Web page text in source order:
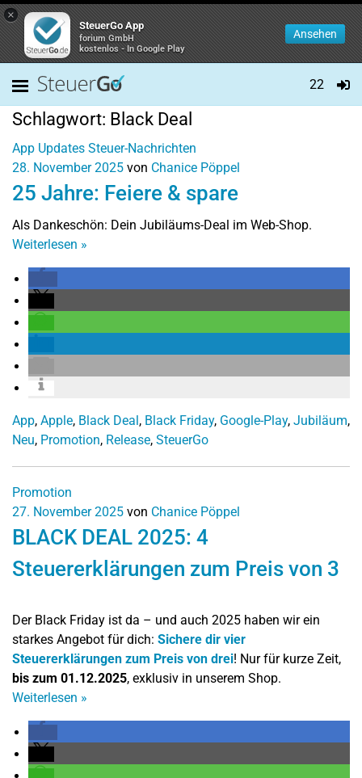
×
SteuerGo App
forium GmbH
kostenlos - In Google Play
Ansehen
22
Schlagwort: Black Deal
App Updates Steuer-Nachrichten
28. November 2025 von Chanice Pöppel
25 Jahre: Feiere & spare
Als Dankeschön: Dein Jubiläums-Deal im Web-Shop.
Weiterlesen »
App, Apple, Black Deal, Black Friday, Google-Play, Jubiläum,
Neu, Promotion, Release, SteuerGo
Promotion
27. November 2025 von Chanice Pöppel
BLACK DEAL 2025: 4
Steuererklärungen zum Preis von 3
Der Black Friday ist da – und auch 2025 haben wir ein
starkes Angebot für dich: Sichere dir vier
Steuererklärungen zum Preis von drei! Nur für kurze Zeit,
bis zum 01.12.2025, exklusiv in unserem Shop.
Weiterlesen »